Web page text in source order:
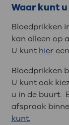
Waar kunt
Bloedprikken
kan alleen op
U kunt hier
Bloedprikken
U kunt ook
u in de buurt.
afspraak
kunt.